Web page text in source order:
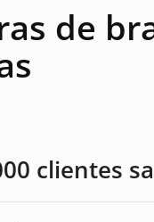
de
clientes